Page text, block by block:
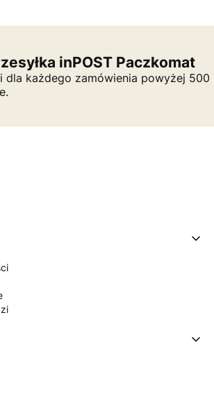
inPOST Paczkomat
dla każdego zamówienia powyżej 500